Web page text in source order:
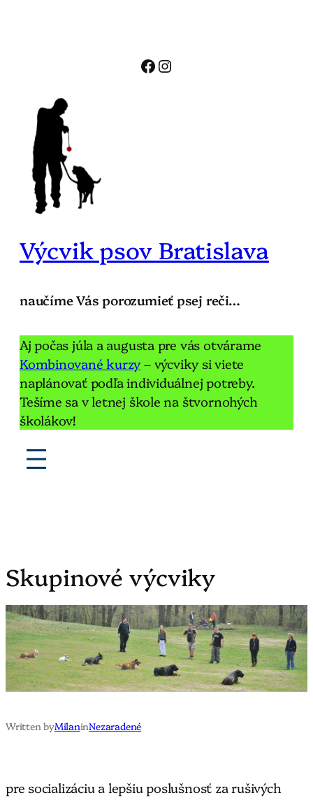
Facebook
Instagram
Výcvik psov Bratislava
naučíme Vás porozumieť psej reči…
Aj počas júla a augusta pre vás otvárame
Kombinované kurzy– výcviky si viete
naplánovať podľa individuálnej potreby.
Tešíme sa v letnej škole na štvornohých
školákov!
Skupinové výcviky
Written byMilaninNezaradené
pre socializáciu a lepšiu poslušnosť za rušivých